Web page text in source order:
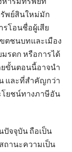
รัพย์สินใหม่มัก
โอนชื่อผู้เสีย
ตชนบทและเมือง
มรดก หรือการได้
ยขั้นตอนนี้อาจนำ
และที่สำคัญกว่า
ยชน์ทางภาษีอัน
ปัจจุบัน ถือเป็น
ถานะความเป็น